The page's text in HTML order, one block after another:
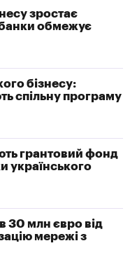
зростає
обмежує
бізнесу:
спільну програму
грантовий фонд
українського
30 млн євро від
мережі з